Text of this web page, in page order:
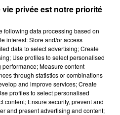
privée est notre priorité
following data processing based on
interest: Store and/or access
data to select advertising; Create
Use profiles to select personalised
Measure content
through statistics or combinations
and improve services; Create
profiles to select personalised
content; Ensure security, prevent and
and present advertising and content;